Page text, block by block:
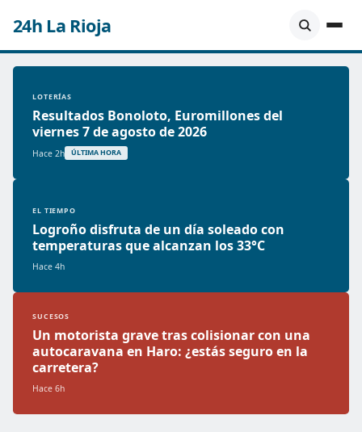
24h La Rioja
LOTERÍAS
Resultados Bonoloto, Euromillones del
viernes 7 de agosto de 2026
Hace 2h ÚLTIMA HORA
EL TIEMPO
Logroño disfruta de un día soleado con
temperaturas que alcanzan los 33°C
Hace 4h
SUCESOS
Un motorista grave tras colisionar con una
autocaravana en Haro: ¿estás seguro en la
carretera?
Hace 6h